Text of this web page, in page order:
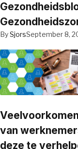
BySjorsSeptember 8,
van
deze te